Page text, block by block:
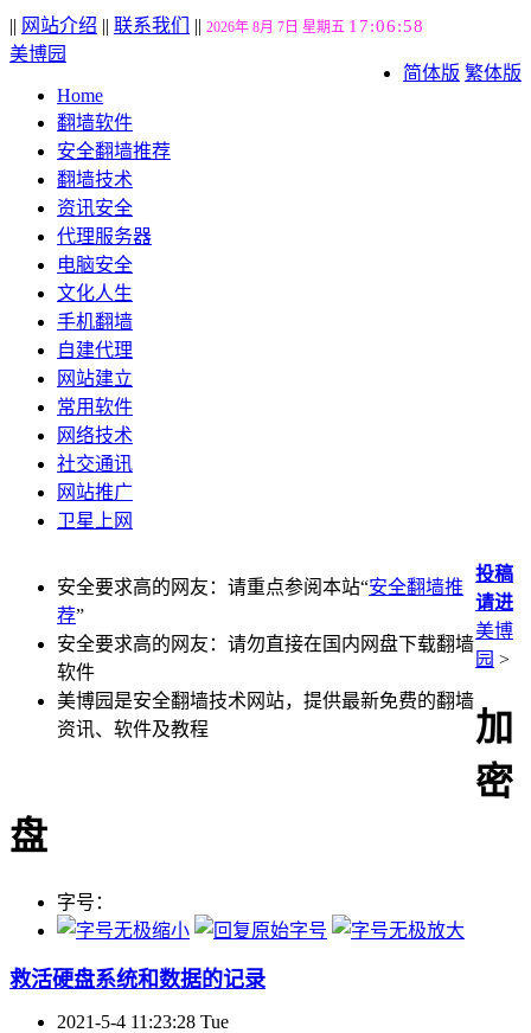
|| 网站介绍 || 联系我们 || 2026年 8月 7日 星期五 17:06:58
简体版 繁体版
美博园
Home
翻墙软件
安全翻墙推荐
翻墙技术
资讯安全
代理服务器
电脑安全
文化人生
手机翻墙
自建代理
网站建立
常用软件
网络技术
社交通讯
网站推广
卫星上网
安全要求高的网友：请重点参阅本站“安全翻墙推
荐”
安全要求高的网友：请勿直接在国内网盘下载翻墙
软件
美博园是安全翻墙技术网站，提供最新免费的翻墙
资讯、软件及教程
投稿
请进
美博
园 >
加
密
盘
字号：
救活硬盘系统和数据的记录
2021-5-4 11:23:28 Tue